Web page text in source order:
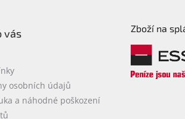
vás
osobních údajů
a náhodné poškození
Zboží na